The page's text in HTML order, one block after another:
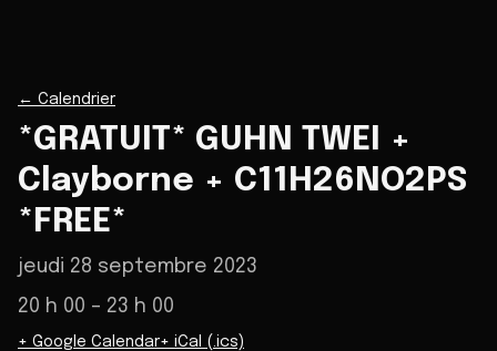
← Calendrier
*GRATUIT* GUHN TWEI +
Clayborne + C11H26NO2PS
*FREE*
jeudi 28 septembre 2023
20 h 00 – 23 h 00
+ Google Calendar+ iCal (.ics)